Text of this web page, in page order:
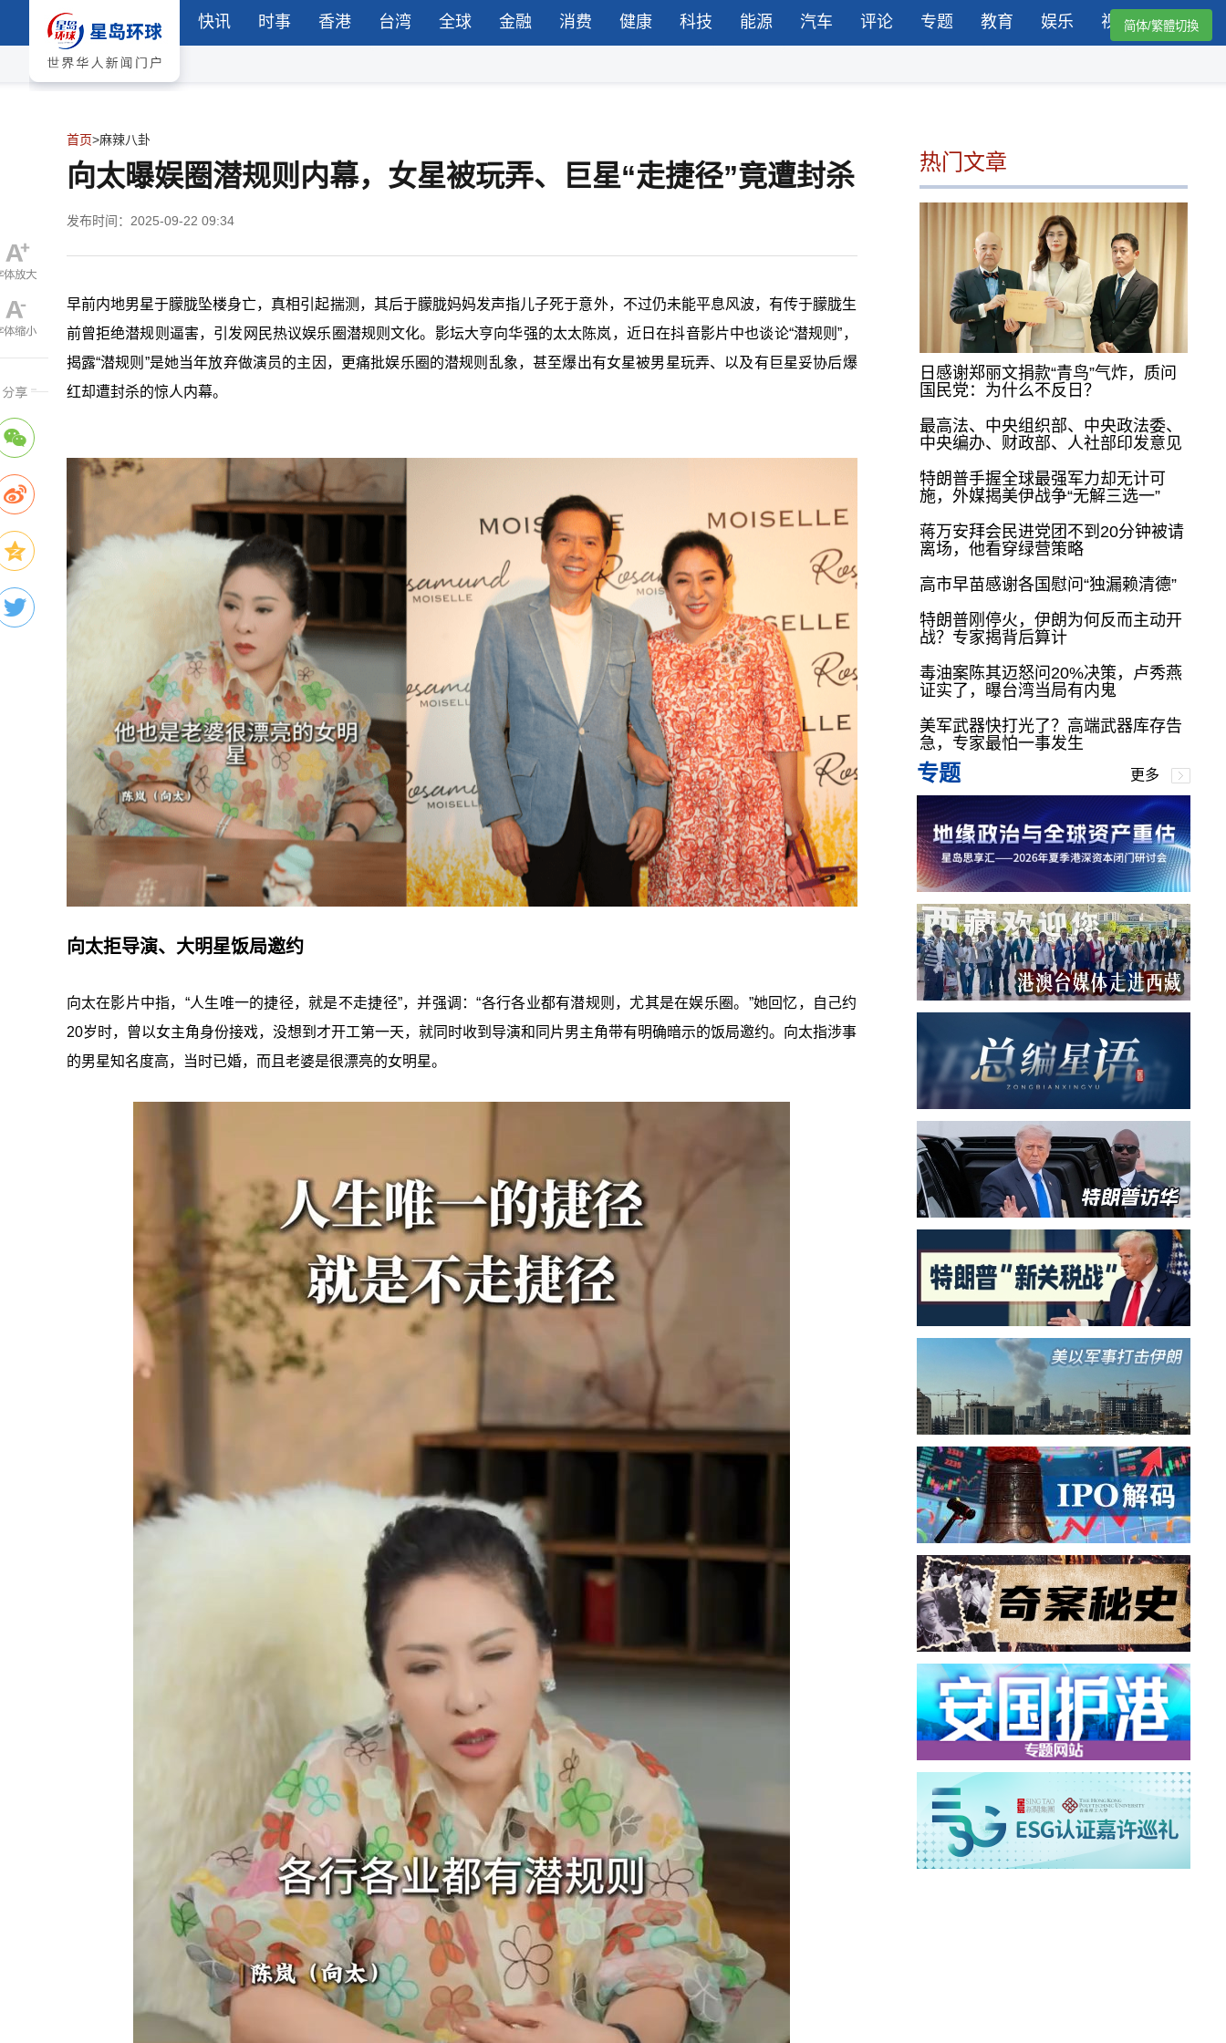
快讯 时事 香港 台湾 全球 金融 消费 健康 科技 能源 汽车 评论 专题 教育 娱乐 视频简体/繁體切換
首页>麻辣八卦
向太曝娱圈潜规则内幕，女星被玩弄、巨星“走捷径”竟遭封杀
发布时间：2025-09-22 09:34
早前内地男星于朦胧坠楼身亡，真相引起揣测，其后于朦胧妈妈发声指儿子死于意外，不过仍未能平息风波，有传于朦胧生
前曾拒绝潜规则逼害，引发网民热议娱乐圈潜规则文化。影坛大亨向华强的太太陈岚，近日在抖音影片中也谈论“潜规则”，
揭露“潜规则 ”是她当年放弃做演员的主因，更痛批娱乐圈的潜规则乱象，甚至爆出有女星被男星玩弄、以及有巨星妥协后爆
红却遭封杀的惊人内幕。
向太拒导演、大明星饭局邀约
向太在影片中指，“人生唯一的捷径，就是不走捷径”，并强调：“各行各业都有潜规则，尤其是在娱乐圈。”她回忆，自己约
20岁时，曾以女主角身份接戏，没想到才开工第一天，就同时收到导演和同片男主角带有明确暗示的饭局邀约。向太指涉事
的男星知名度高，当时已婚，而且老婆是很漂亮的女明星。
热门文章
日感谢郑丽文捐款“青鸟”气炸，质问
国民党：为什么不反日？
最高法、中央组织部、中央政法委、
中央编办、财政部、人社部印发意见
特朗普手握全球最强军力却无计可
施，外媒揭美伊战争“无解三选一”
蒋万安拜会民进党团不到20分钟被请
离场，他看穿绿营策略
高市早苗感谢各国慰问“独漏赖清德”
特朗普刚停火，伊朗为何反而主动开
战？专家揭背后算计
毒油案陈其迈怒问20%决策，卢秀燕
证实了，曝台湾当局有内鬼
美军武器快打光了？高端武器库存告
急，专家最怕一事发生
专题 更多